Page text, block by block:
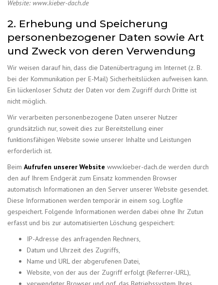
Website: www.kieber-dach.de
2. Erhebung und Speicherung
personenbezogener Daten sowie Art
und Zweck von deren Verwendung
Wir weisen darauf hin, dass die Datenübertragung im Internet (z. B.
bei der Kommunikation per E-Mail) Sicherheitslücken aufweisen kann.
Ein lückenloser Schutz der Daten vor dem Zugriff durch Dritte ist
nicht möglich.
Wir verarbeiten personenbezogene Daten unserer Nutzer
grundsätzlich nur, soweit dies zur Bereitstellung einer
funktionsfähigen Website sowie unserer Inhalte und Leistungen
erforderlich ist.
Beim Aufrufen unserer Website www.kieber-dach.de werden durch
den auf Ihrem Endgerät zum Einsatz kommenden Browser
automatisch Informationen an den Server unserer Website gesendet.
Diese Informationen werden temporär in einem sog. Logfile
gespeichert. Folgende Informationen werden dabei ohne Ihr Zutun
erfasst und bis zur automatisierten Löschung gespeichert:
IP-Adresse des anfragenden Rechners,
Datum und Uhrzeit des Zugriffs,
Name und URL der abgerufenen Datei,
Website, von der aus der Zugriff erfolgt (Referrer-URL),